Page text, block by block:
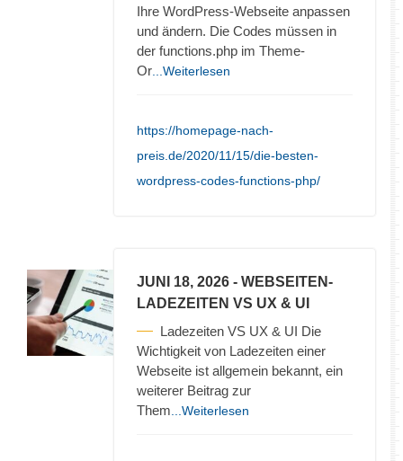
Ihre WordPress-Webseite anpassen
und ändern. Die Codes müssen in
der functions.php im Theme-
Or ...Weiterlesen
https://homepage-nach-
preis.de/2020/11/15/die-besten-
wordpress-codes-functions-php/
JUNI 18, 2026 - WEBSEITEN-
LADEZEITEN VS UX & UI
Ladezeiten VS UX & UI Die
Wichtigkeit von Ladezeiten einer
Webseite ist allgemein bekannt, ein
weiterer Beitrag zur
Them ...Weiterlesen